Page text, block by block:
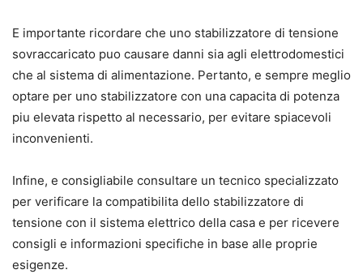
E importante ricordare che uno stabilizzatore di tensione
sovraccaricato puo causare danni sia agli elettrodomestici
che al sistema di alimentazione. Pertanto, e sempre meglio
optare per uno stabilizzatore con una capacita di potenza
piu elevata rispetto al necessario, per evitare spiacevoli
inconvenienti.
Infine, e consigliabile consultare un tecnico specializzato
per verificare la compatibilita dello stabilizzatore di
tensione con il sistema elettrico della casa e per ricevere
consigli e informazioni specifiche in base alle proprie
esigenze.